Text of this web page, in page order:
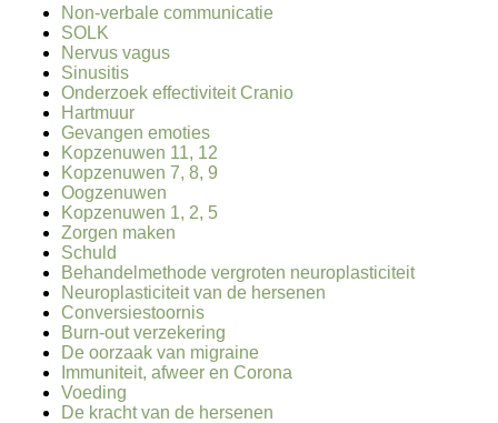
Non-verbale communicatie
SOLK
Nervus vagus
Sinusitis
Onderzoek effectiviteit Cranio
Hartmuur
Gevangen emoties
Kopzenuwen 11, 12
Kopzenuwen 7, 8, 9
Oogzenuwen
Kopzenuwen 1, 2, 5
Zorgen maken
Schuld
Behandelmethode vergroten neuroplasticiteit
Neuroplasticiteit van de hersenen
Conversiestoornis
Burn-out verzekering
De oorzaak van migraine
Immuniteit, afweer en Corona
Voeding
De kracht van de hersenen